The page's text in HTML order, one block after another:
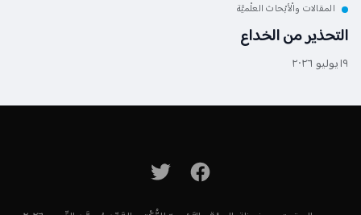
المقالات والْأبْحاث العلْميَّة
التحذير من الخداع
١٩ يوليو ٢٠٢٦